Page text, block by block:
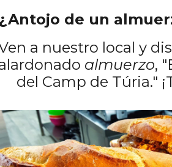
¿Antojo de un
a nuestro local y
almuerzo,
del Camp de Túria."